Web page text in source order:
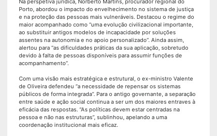
Porto, abordou o impacto do envelhecimento no sistema de justiça
e na proteção das pessoas mais vulneráveis. Destacou o regime do
maior acompanhado como “uma evolução civilizacional importante,
ao substituir antigos modelos de incapacidade por soluções
assentes na autonomia e no apoio personalizado”. Ainda assim,
alertou para “as dificuldades práticas da sua aplicação, sobretudo
devido à falta de pessoas disponíveis para assumir funções de
acompanhamento”.
Com uma visão mais estratégica e estrutural, o ex-ministro Valente
de Oliveira defendeu “a necessidade de repensar os sistemas
públicos de forma integrada”. Para o antigo governante, a separação
entre saúde e ação social continua a ser um dos maiores entraves à
eficácia das respostas. “As políticas devem estar centradas na
pessoa e não nas estruturas”, sublinhou, apelando a uma
coordenação institucional mais eficaz.